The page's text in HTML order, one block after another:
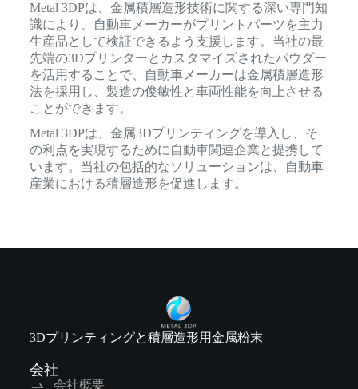
Metal 3DPは、金属積層造形技術に関する深い専門知
識により、自動車メーカーがプリントパーツを主力
生産品として検証できるよう支援します。当社の最
先端の3Dプリンターとカスタマイズされたパウダー
を活用することで、自動車メーカーは金属積層造形
法を採用し、製造の俊敏性と車両性能を向上させる
ことができます。
Metal 3DPは、金属3Dプリンティングを導入し、そ
の利点を実現するために自動車関連企業と提携して
います。当社の包括的なソリューションは、自動車
産業における積層造形を促進します。
3Dプリンティングと積層造形用金属粉末
会社
会社概要